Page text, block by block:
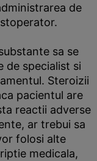
de
sa se
de specialist si
Steroizii
pacientul are
reactii adverse
ar trebui sa
folosi alte
medicala,